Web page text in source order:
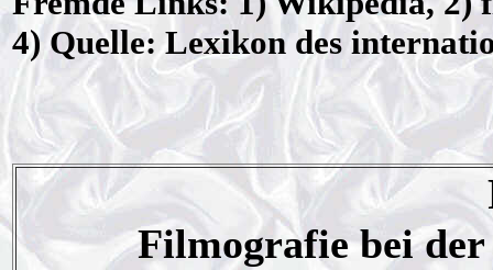
4) Quelle: Lexikon des
Filmografie bei